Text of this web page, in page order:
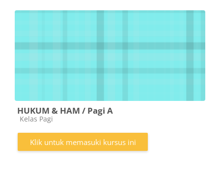
HUKUM & HAM / Pagi A
Kategori kursus
Kelas Pagi
Klik untuk memasuki kursus ini